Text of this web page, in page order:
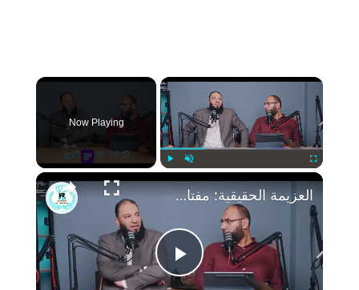
×
Fullscreen
Now Playing
Play
العزيمة الحقيقية: مفتاح النجاح في الدراسة | نصائح من د. حازم شومان